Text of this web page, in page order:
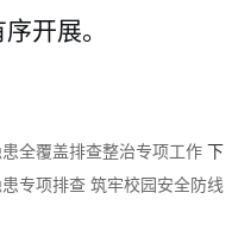
开展。
全覆盖排查整治专项工作 下
专项排查 筑牢校园安全防线